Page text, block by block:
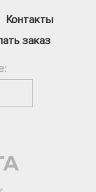
Контакты
заказ
Телеграм